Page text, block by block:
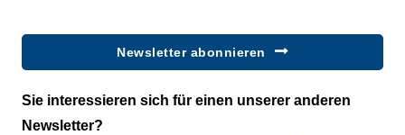
Newsletter abonnieren
Sie interessieren sich für einen unserer anderen
Newsletter?